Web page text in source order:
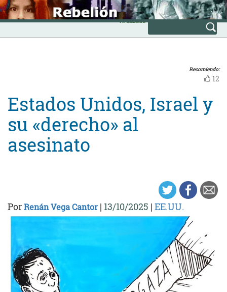
Skip
to
content
INICIO
Avanzada
Recomiendo:
12
Estados Unidos, Israel y
su «derecho» al
asesinato
PorRenán Vega Cantor | 13/10/2025 | EE.UU.